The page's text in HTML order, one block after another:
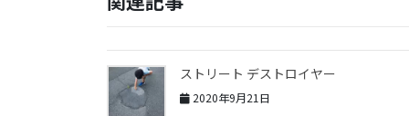
ストリート デストロイヤー
2020年9月21日